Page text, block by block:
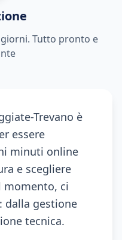
Tutto pronto e
Trevano è
essere
minuti online
e scegliere
momento, ci
dalla gestione
tecnica.